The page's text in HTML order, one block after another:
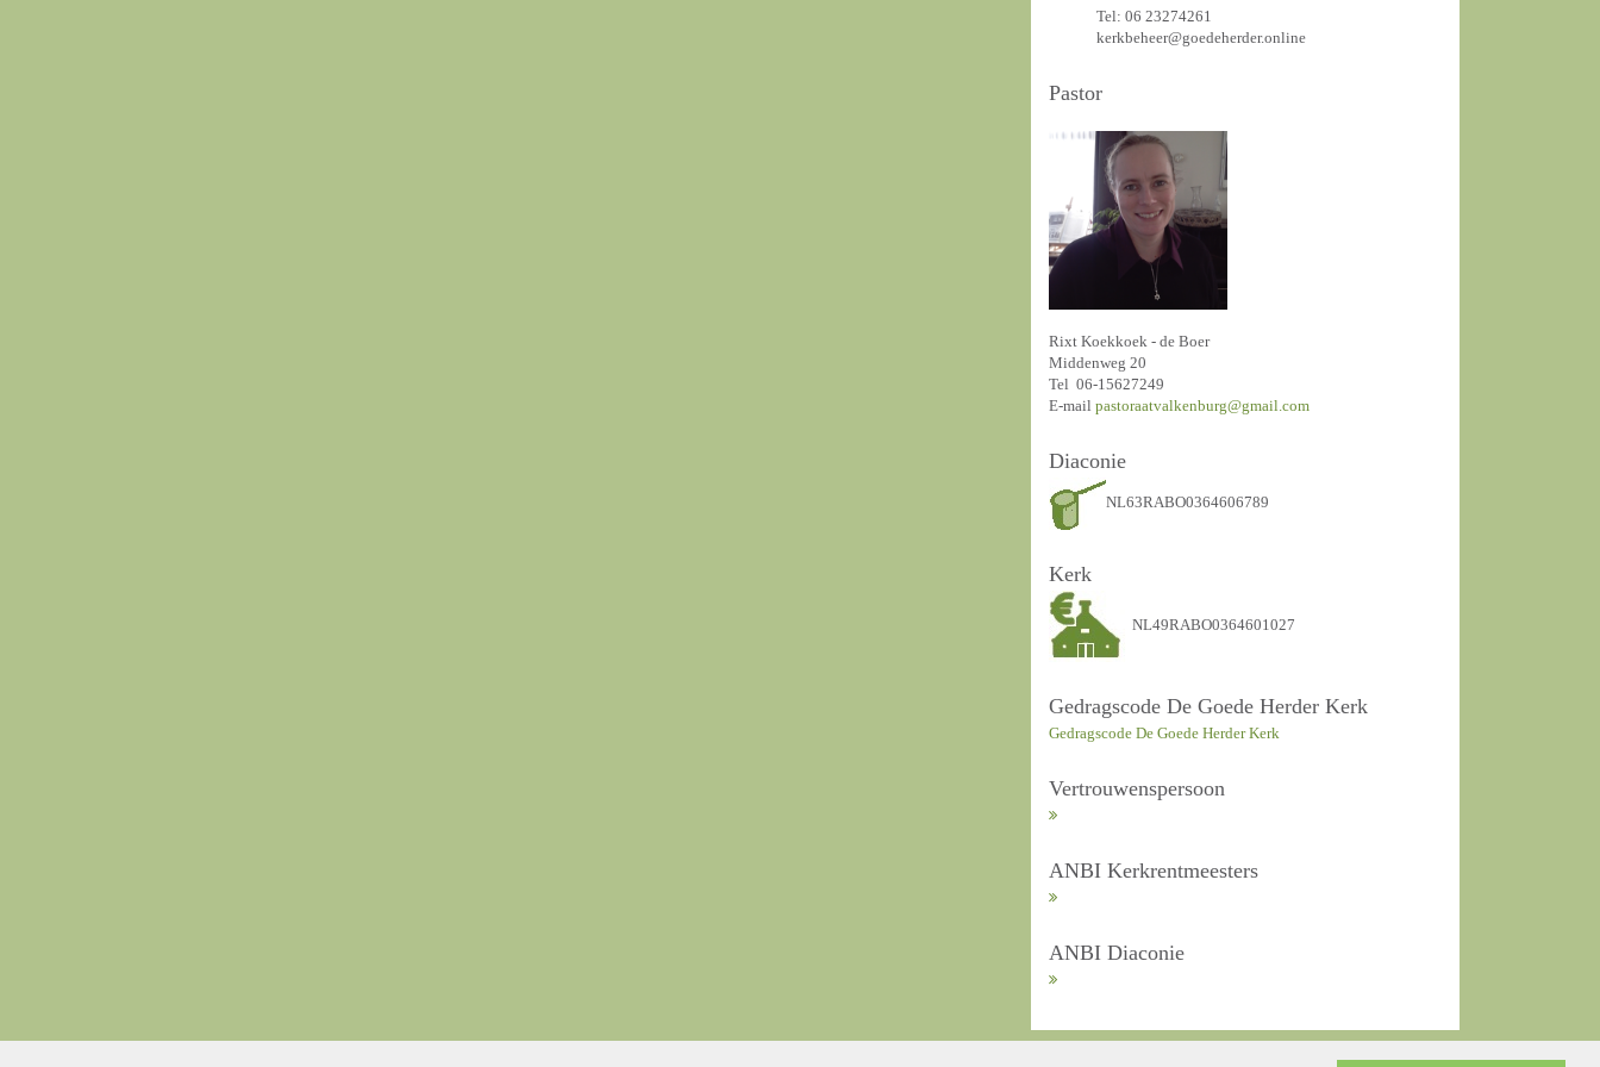
Tel: 06 23274261
kerkbeheer@goedeherder.online
Pastor
Rixt Koekkoek - de Boer
Middenweg 20
Tel 06-15627249
E-mailpastoraatvalkenburg@gmail.com
Diaconie
NL63RABO0364606789
Kerk
NL49RABO0364601027
Gedragscode De Goede Herder Kerk
Gedragscode De Goede Herder Kerk
Vertrouwenspersoon
ANBI Kerkrentmeesters
ANBI Diaconie